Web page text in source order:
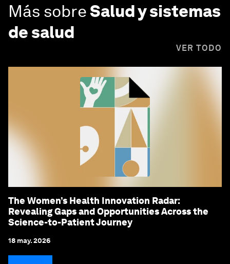
Más sobreSalud y sistemas
de salud
VER TODO
The Women’s Health Innovation Radar:
Revealing Gaps and Opportunities Across the
Science-to-Patient Journey
18 may. 2026